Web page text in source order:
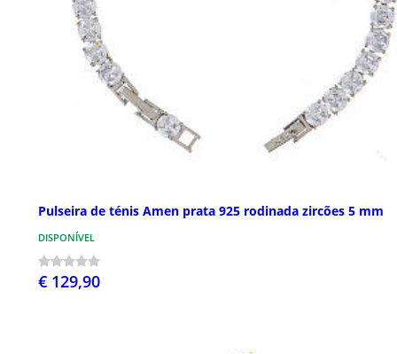
Pulseira de ténis Amen prata 925 rodinada zircões 5 mm
DISPONÍVEL
€ 129,90